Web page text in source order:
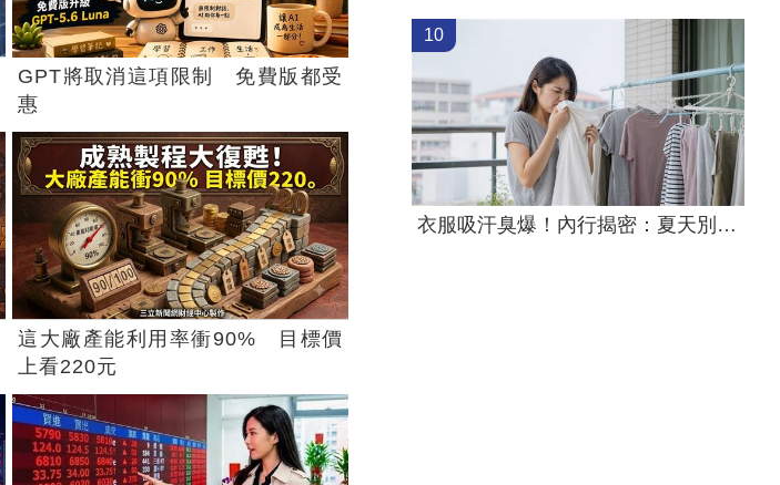
GPT將取消這項限制 免費版都受
惠
這大廠產能利用率衝90% 目標價
上看220元
10
衣服吸汗臭爆！內行揭密：夏天別穿2材質